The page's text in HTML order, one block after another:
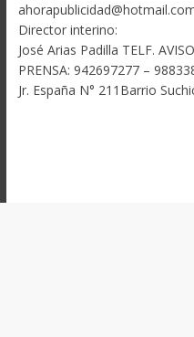
Director interino:
José Arias Padilla TELF.
PRENSA: 942697277 –
Jr. España N° 211Barrio